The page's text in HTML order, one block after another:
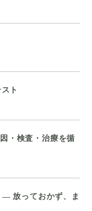
ト
・検査・治療を循
― 放っておかず、ま